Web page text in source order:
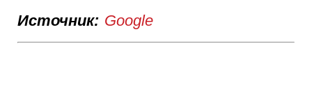
Источник: Google